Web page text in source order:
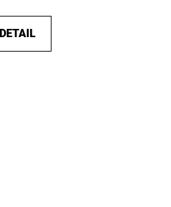
DETAIL